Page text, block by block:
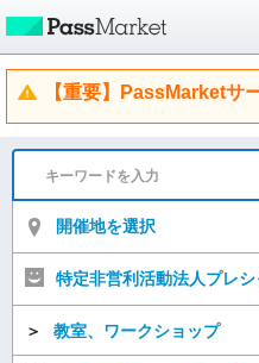
【重要】PassMarketサ
開催地を選択
特定非営利活動法人プレシ
＞ 教室、ワークショップ